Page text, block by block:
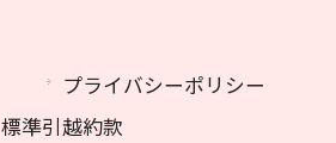
プライバシーポリシー
標準引越約款